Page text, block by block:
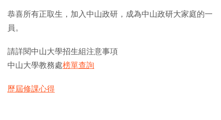
恭喜所有正取生，加入中山政研，成為中山政研大家庭的一
員。
請詳閱中山大學招生組注意事項
中山大學教務處榜單查詢
歷屆修課心得